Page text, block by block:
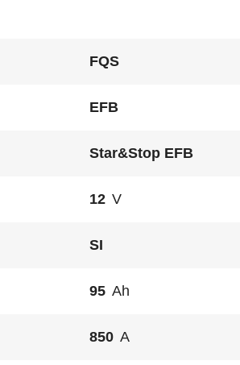
FQS
EFB
Star&Stop EFB
12 V
SI
95 Ah
850 A